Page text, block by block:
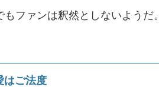
ファンは釈然としないようだ。
はご法度